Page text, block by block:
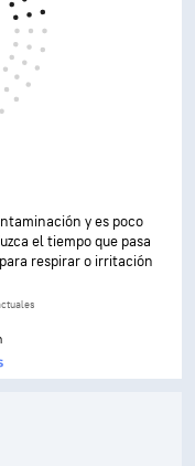
y es poco
el tiempo que pasa
respirar o irritación